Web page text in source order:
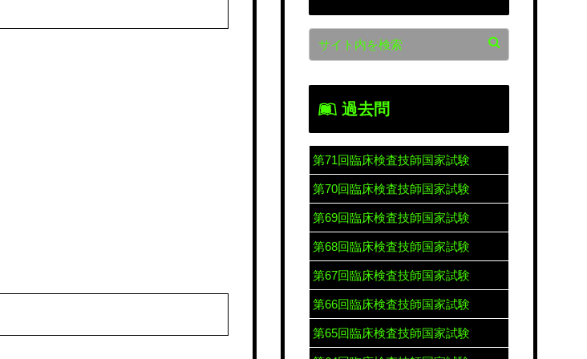
過去問
第71回臨床検査技師国家試験
第70回臨床検査技師国家試験
第69回臨床検査技師国家試験
第68回臨床検査技師国家試験
第67回臨床検査技師国家試験
第66回臨床検査技師国家試験
第65回臨床検査技師国家試験